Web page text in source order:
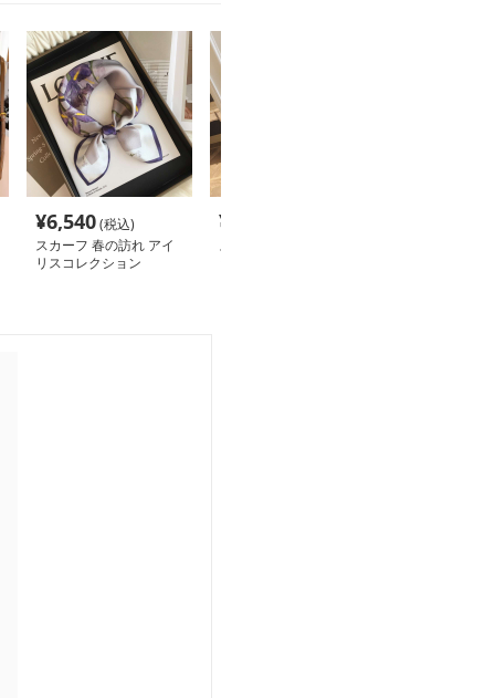
¥6,540(税込)
スカーフ 春の訪れ アイ
リスコレクション
¥
スカーフ アニマルスケ